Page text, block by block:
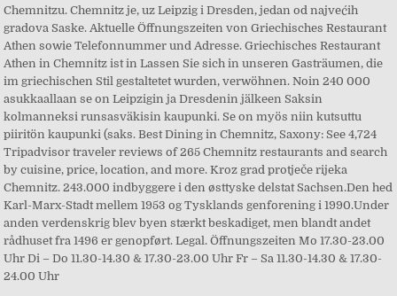
Chemnitzu. Chemnitz je, uz Leipzig i Dresden, jedan od najvećih
gradova Saske. Aktuelle Öffnungszeiten von Griechisches Restaurant
Athen sowie Telefonnummer und Adresse. Griechisches Restaurant
Athen in Chemnitz ist in Lassen Sie sich in unseren Gasträumen, die
im griechischen Stil gestaltetet wurden, verwöhnen. Noin 240 000
asukkaallaan se on Leipzigin ja Dresdenin jälkeen Saksin
kolmanneksi runsasväkisin kaupunki. Se on myös niin kutsuttu
piiritön kaupunki (saks. Best Dining in Chemnitz, Saxony: See 4,724
Tripadvisor traveler reviews of 265 Chemnitz restaurants and search
by cuisine, price, location, and more. Kroz grad protječe rijeka
Chemnitz. 243.000 indbyggere i den østtyske delstat Sachsen.Den hed
Karl-Marx-Stadt mellem 1953 og Tysklands genforening i 1990.Under
anden verdenskrig blev byen stærkt beskadiget, men blandt andet
rådhuset fra 1496 er genopført. Legal. Öffnungszeiten Mo 17.30-23.00
Uhr Di – Do 11.30-14.30 & 17.30-23.00 Uhr Fr – Sa 11.30-14.30 & 17.30-
24.00 Uhr